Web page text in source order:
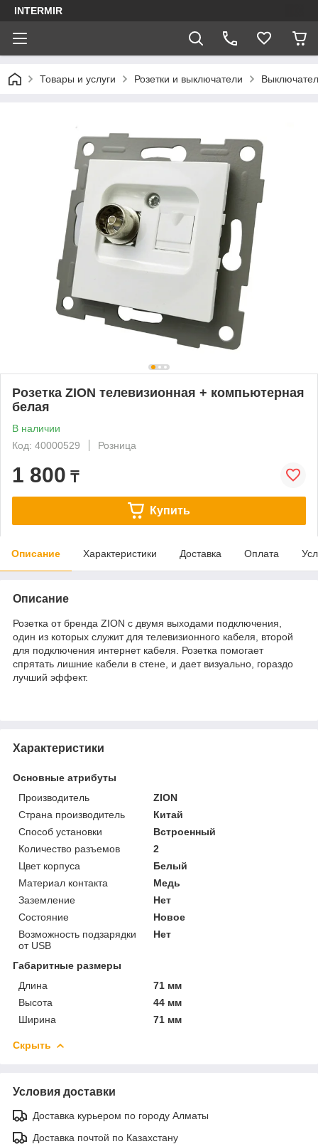
INTERMIR
Товары и услуги Розетки и выключатели
Розетка ZION телевизионная + компьютерная
белая
В наличии
Код: 40000529
Розница
1 800 ₸
Купить
Описание Характеристики Доставка Оплата
Описание
Розетка от бренда ZION с двумя выходами подключения,
один из которых служит для телевизионного кабеля, второй
для подключения интернет кабеля. Розетка помогает
спрятать лишние кабели в стене, и дает визуально, гораздо
лучший эффект.
Характеристики
Основные атрибуты
Производитель
ZION
Страна производитель
Китай
Способ установки
Встроенный
Количество разъемов
2
Цвет корпуса
Белый
Материал контакта
Медь
Заземление
Нет
Состояние
Новое
Возможность подзарядки
от USB
Нет
Габаритные размеры
Длина
71 мм
Высота
44 мм
Ширина
71 мм
Скрыть
Условия доставки
Доставка курьером по городу Алматы
Доставка почтой по Казахстану